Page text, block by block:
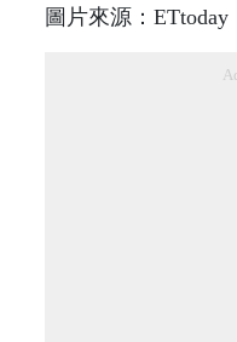
圖片來源：ETtoday